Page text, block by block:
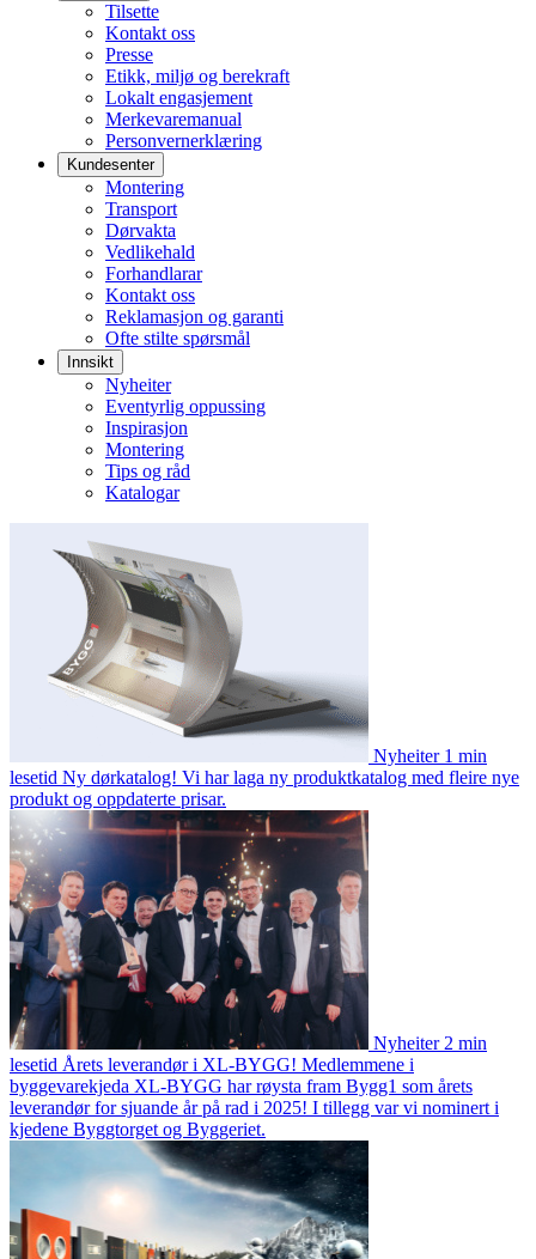
Tilsette
Kontakt oss
Presse
Etikk, miljø og berekraft
Lokalt engasjement
Merkevaremanual
Personvernerklæring
Kundesenter
Montering
Transport
Dørvakta
Vedlikehald
Forhandlarar
Kontakt oss
Reklamasjon og garanti
Ofte stilte spørsmål
Innsikt
Nyheiter
Eventyrlig oppussing
Inspirasjon
Montering
Tips og råd
Katalogar
Nyheiter 1 min
lesetid Ny dørkatalog! Vi har laga ny produktkatalog med fleire nye
produkt og oppdaterte prisar.
Nyheiter 2 min
lesetid Årets leverandør i XL-BYGG! Medlemmene i
byggevarekjeda XL-BYGG har røysta fram Bygg1 som årets
leverandør for sjuande år på rad i 2025! I tillegg var vi nominert i
kjedene Byggtorget og Byggeriet.